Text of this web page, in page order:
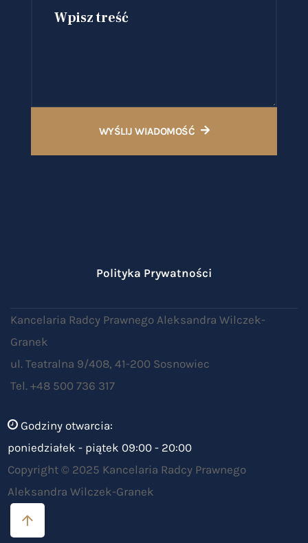
WYŚLIJ WIADOMOŚĆ
Polityka Prywatności
Kancelaria Radcy Prawnego Aleksandra Wilczek-
Granek
ul. Teatralna 9/408, 41-200 Sosnowiec
Tel. +48 500 736 317
Godziny otwarcia:
poniedziałek - piątek 09:00 - 20:00
Copyright © 2025 Kancelaria Radcy Prawnego
Aleksandra Wilczek-Granek